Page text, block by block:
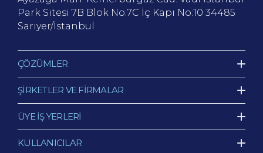
Park Sitesi 7B Blok No:7C İç Kapı No:10 34485
Sarıyer/İstanbul
ÇÖZÜMLER
ŞİRKETLER VE FİRMALAR
ÜYE İŞ YERLERİ
KULLANICILAR